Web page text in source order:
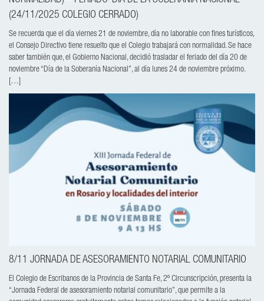
(24/11/2025 COLEGIO CERRADO)
Se recuerda que el día viernes 21 de noviembre, día no laborable con fines turísticos,
el Consejo Directivo tiene resuelto que el Colegio trabajará con normalidad. Se hace
saber también que, el Gobierno Nacional, decidió trasladar el feriado del día 20 de
noviembre “Día de la Soberanía Nacional”, al día lunes 24 de noviembre próximo.
[…]
8/11 JORNADA DE ASESORAMIENTO NOTARIAL COMUNITARIO
El Colegio de Escribanos de la Provincia de Santa Fe, 2º Circunscripción, presenta la
“Jornada Federal de asesoramiento notarial comunitario”, que permite a la